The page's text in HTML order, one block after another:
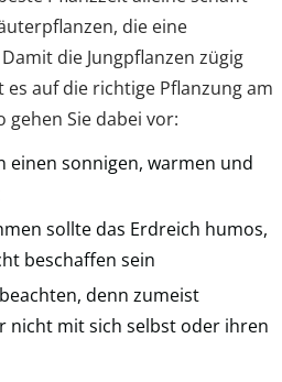
die eine
die Jungpflanzen zügig
auf die richtige Pflanzung am
gehen Sie dabei vor:
einen sonnigen, warmen und
sollte das Erdreich humos,
beschaffen sein
denn zumeist
nicht mit sich selbst oder ihren